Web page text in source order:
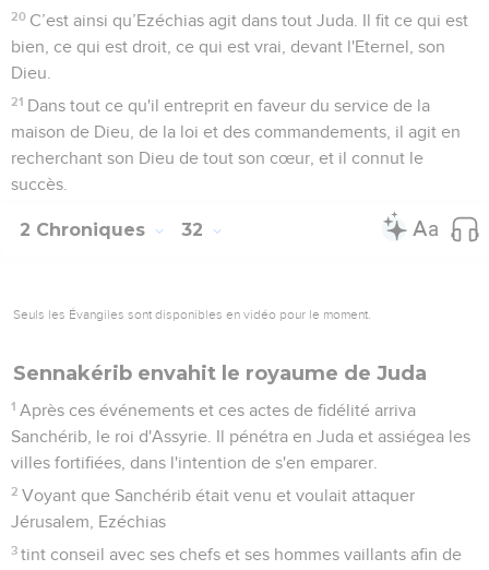
20 C’est ainsi qu’Ezéchias agit dans tout Juda. Il fit ce qui est
bien, ce qui est droit, ce qui est vrai, devant l'Eternel, son
Dieu.
21 Dans tout ce qu'il entreprit en faveur du service de la
maison de Dieu, de la loi et des commandements, il agit en
recherchant son Dieu de tout son cœur, et il connut le
succès.
2 Chroniques 32
Seuls les Évangiles sont disponibles en vidéo pour le moment.
Sennakérib envahit le royaume de Juda
1 Après ces événements et ces actes de fidélité arriva
Sanchérib, le roi d'Assyrie. Il pénétra en Juda et assiégea les
villes fortifiées, dans l'intention de s'en emparer.
2 Voyant que Sanchérib était venu et voulait attaquer
Jérusalem, Ezéchias
3 tint conseil avec ses chefs et ses hommes vaillants afin de